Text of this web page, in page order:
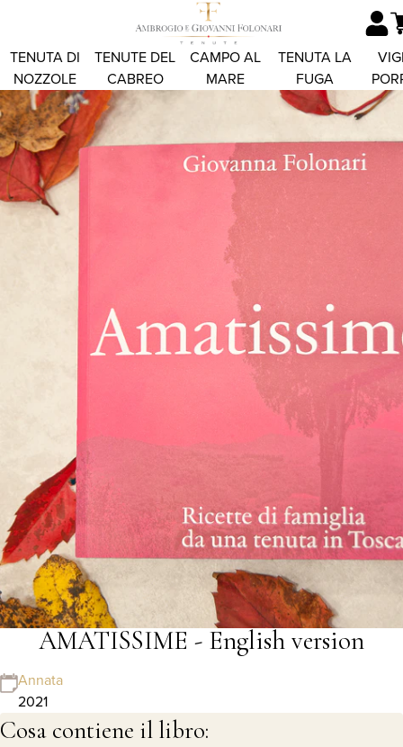
TENUTA DI
NOZZOLE
TENUTE DEL
CABREO
CAMPO AL
MARE
TENUTA LA
FUGA
AMATISSIME - English version
Annata
2021
Cosa contiene il libro: